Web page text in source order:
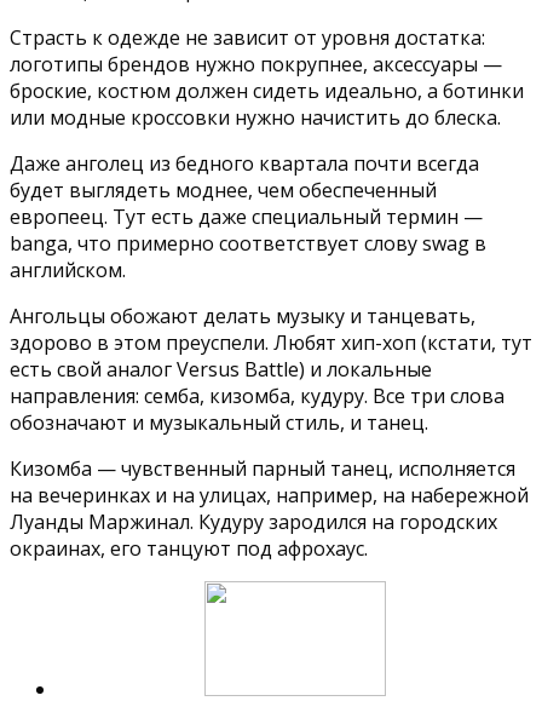
Страсть к одежде не зависит от уровня достатка:
логотипы брендов нужно покрупнее, аксессуары —
броские, костюм должен сидеть идеально, а ботинки
или модные кроссовки нужно начистить до блеска.
Даже анголец из бедного квартала почти всегда
будет выглядеть моднее, чем обеспеченный
европеец. Тут есть даже специальный термин —
banga, что примерно соответствует слову swag в
английском.
Ангольцы обожают делать музыку и танцевать,
здорово в этом преуспели. Любят хип-хоп (кстати, тут
есть свой аналог Versus Battle) и локальные
направления: семба, кизомба, кудуру. Все три слова
обозначают и музыкальный стиль, и танец.
Кизомба — чувственный парный танец, исполняется
на вечеринках и на улицах, например, на набережной
Луанды Маржинал. Кудуру зародился на городских
окраинах, его танцуют под афрохаус.